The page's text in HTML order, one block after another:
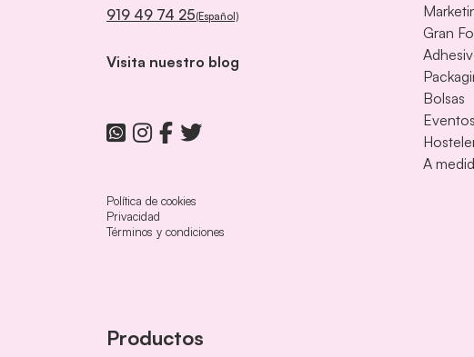
919 49 74 25(Español)
Visita nuestro blog
Política de cookies
Privacidad
Términos y condiciones
Gran
Bolsas
Eventos
A
Productos